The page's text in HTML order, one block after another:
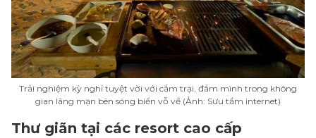
Trải nghiệm kỳ nghỉ tuyệt vời với cắm trại, đắm mình trong không
gian lãng mạn bên sóng biển vỗ về (Ảnh: Sưu tầm internet)
Thư giãn tại các resort cao cấp